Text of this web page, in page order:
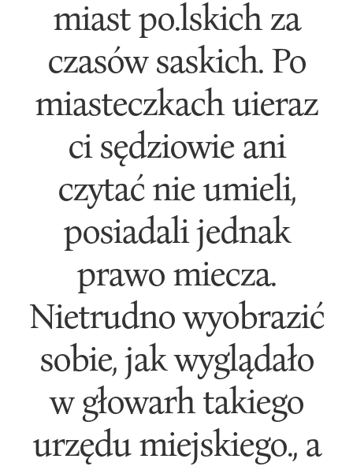
miast po.lskich za
czasów saskich. Po
miasteczkach uieraz
ci sędziowie ani
czytać nie umieli,
posiadali jednak
prawo miecza.
Nietrudno wyobrazić
sobie, jak wyglądało
w głowarh takiego
urzędu miejskiego., a